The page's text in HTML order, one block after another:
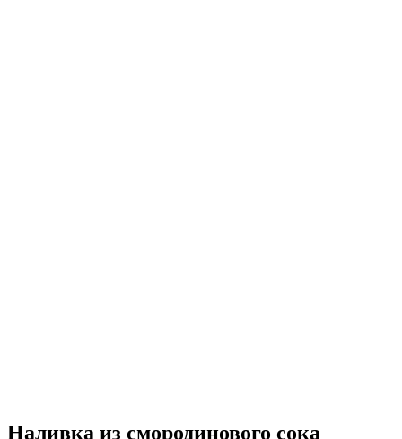
Наливка из смородинового сока